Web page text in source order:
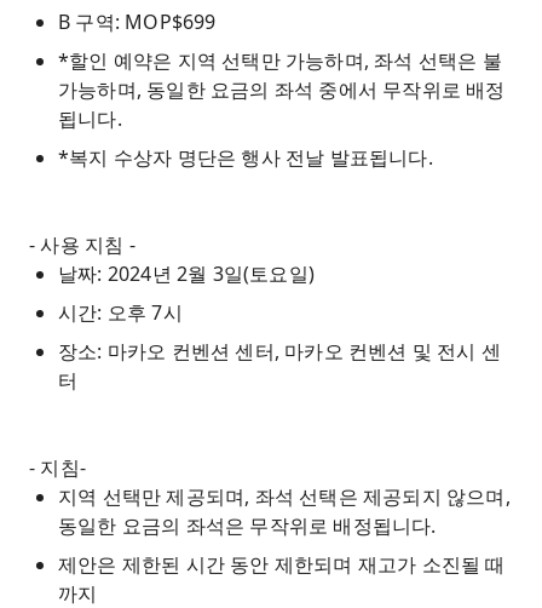
B 구역: MOP$699
*할인 예약은 지역 선택만 가능하며, 좌석 선택은 불
가능하며, 동일한 요금의 좌석 중에서 무작위로 배정
됩니다.
*복지 수상자 명단은 행사 전날 발표됩니다.
- 사용 지침 -
날짜: 2024년 2월 3일(토요일)
시간: 오후 7시
장소: 마카오 컨벤션 센터, 마카오 컨벤션 및 전시 센
터
- 지침-
지역 선택만 제공되며, 좌석 선택은 제공되지 않으며,
동일한 요금의 좌석은 무작위로 배정됩니다.
제안은 제한된 시간 동안 제한되며 재고가 소진될 때
까지